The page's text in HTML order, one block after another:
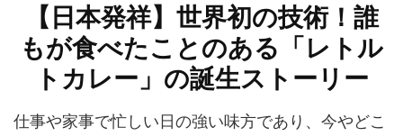
【日本発祥】世界初の技術！誰
もが食べたことのある「レトル
トカレー」の誕生ストーリー
仕事や家事で忙しい日の強い味方であり、今やどこ